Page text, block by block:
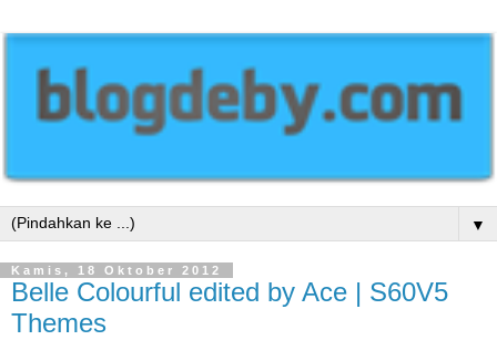
▼
Kamis, 18 Oktober 2012
Belle Colourful edited by Ace | S60V5
Themes